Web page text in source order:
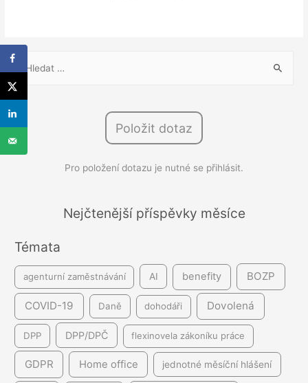
V
l
í
Položit dotaz
Pro položení dotazu je nutné se přihlásit.
Nejčtenější příspěvky měsíce
Témata
agenturní zaměstnávání AI benefity BOZP
COVID-19 Daně dohodáři Dovolená
DPP DPP/DPČ flexinovela zákoníku práce
GDPR Home office jednotné měsíční hlášení